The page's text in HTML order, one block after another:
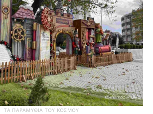
ΤΑ ΠΑΡΑΜΥΘΙΑ ΤΟΥ ΚΟΣΜΟΥ